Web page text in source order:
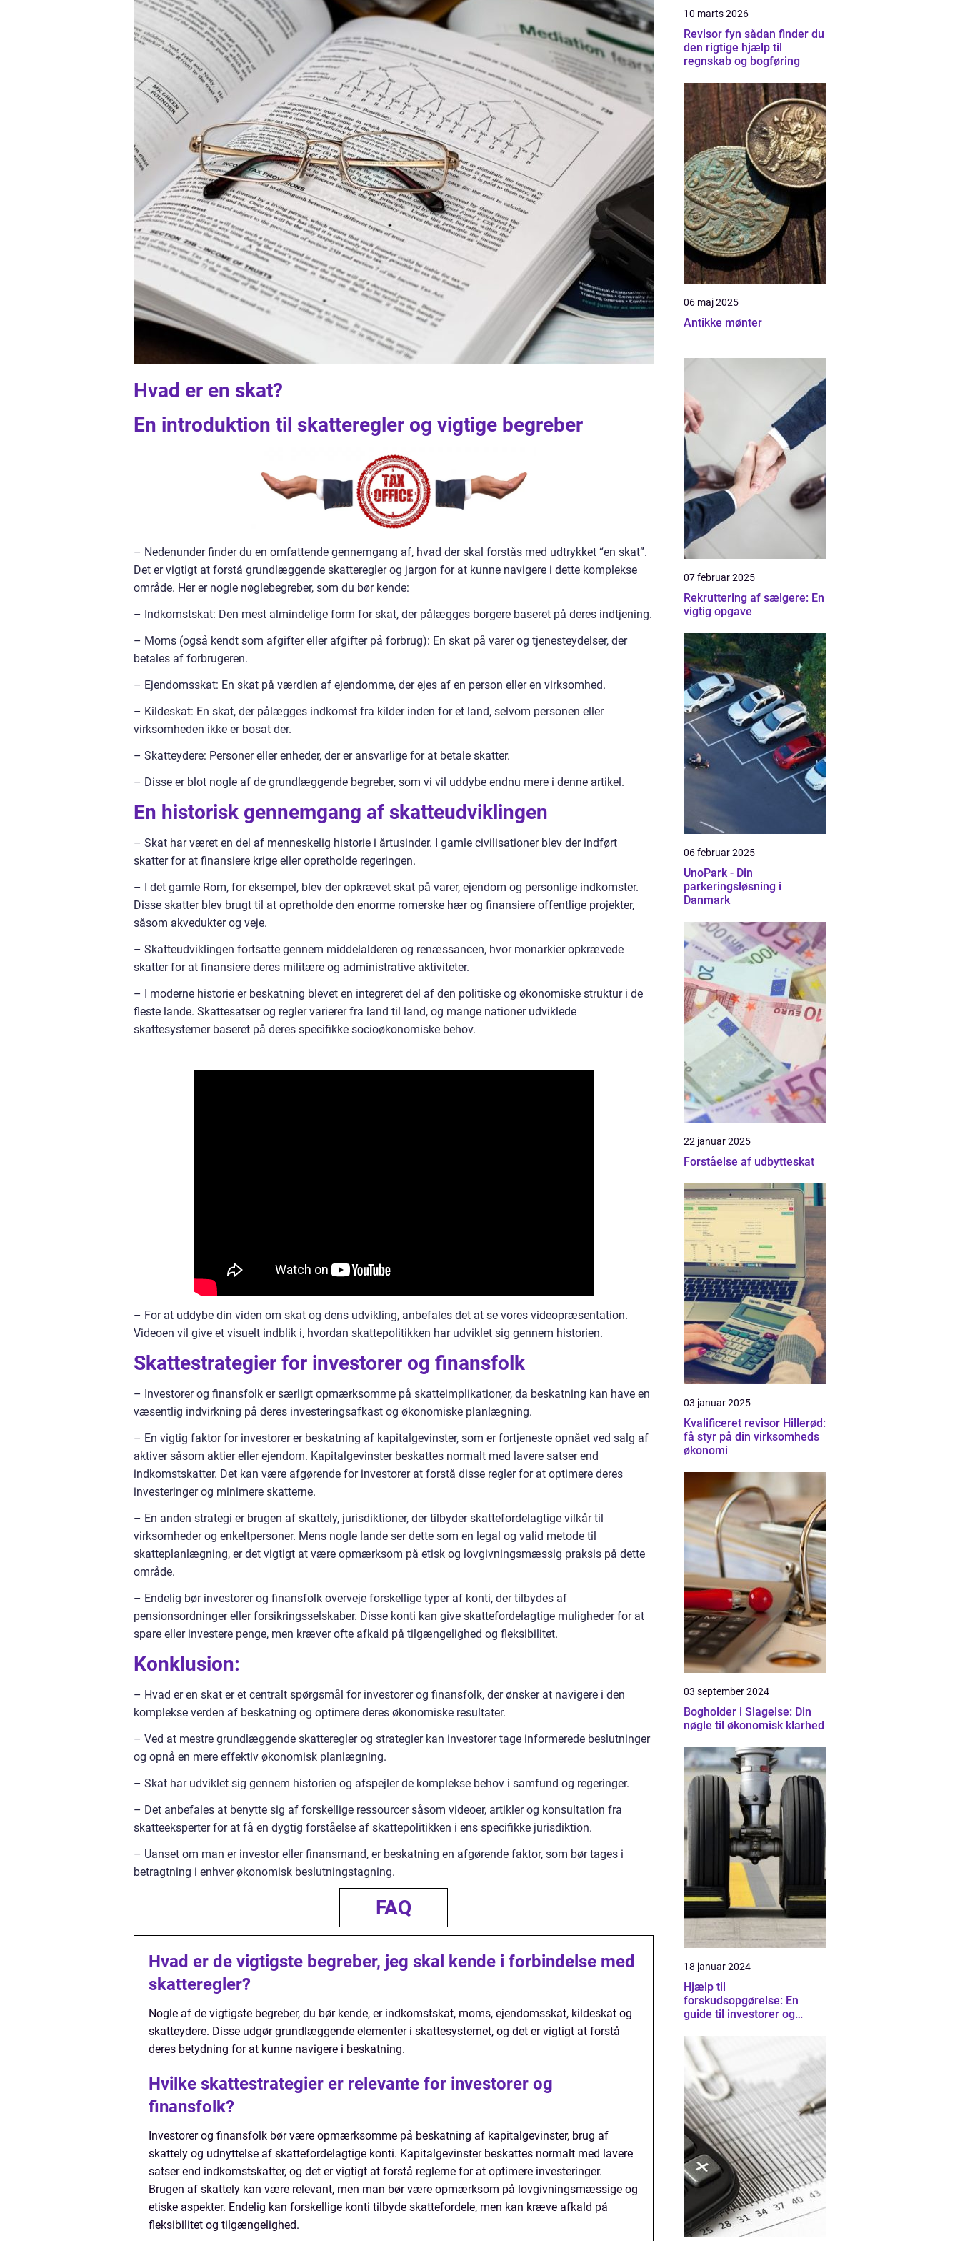
Hvad er en skat?
En introduktion til skatteregler og vigtige begreber
– Nedenunder finder du en omfattende gennemgang af, hvad der skal forstås med udtrykket “en skat”.
Det er vigtigt at forstå grundlæggende skatteregler og jargon for at kunne navigere i dette komplekse
område. Her er nogle nøglebegreber, som du bør kende:
– Indkomstskat: Den mest almindelige form for skat, der pålægges borgere baseret på deres indtjening.
– Moms (også kendt som afgifter eller afgifter på forbrug): En skat på varer og tjenesteydelser, der
betales af forbrugeren.
– Ejendomsskat: En skat på værdien af ejendomme, der ejes af en person eller en virksomhed.
– Kildeskat: En skat, der pålægges indkomst fra kilder inden for et land, selvom personen eller
virksomheden ikke er bosat der.
– Skatteydere: Personer eller enheder, der er ansvarlige for at betale skatter.
– Disse er blot nogle af de grundlæggende begreber, som vi vil uddybe endnu mere i denne artikel.
En historisk gennemgang af skatteudviklingen
– Skat har været en del af menneskelig historie i årtusinder. I gamle civilisationer blev der indført
skatter for at finansiere krige eller opretholde regeringen.
– I det gamle Rom, for eksempel, blev der opkrævet skat på varer, ejendom og personlige indkomster.
Disse skatter blev brugt til at opretholde den enorme romerske hær og finansiere offentlige projekter,
såsom akvedukter og veje.
– Skatteudviklingen fortsatte gennem middelalderen og renæssancen, hvor monarkier opkrævede
skatter for at finansiere deres militære og administrative aktiviteter.
– I moderne historie er beskatning blevet en integreret del af den politiske og økonomiske struktur i de
fleste lande. Skattesatser og regler varierer fra land til land, og mange nationer udviklede
skattesystemer baseret på deres specifikke socioøkonomiske behov.
– For at uddybe din viden om skat og dens udvikling, anbefales det at se vores videopræsentation.
Videoen vil give et visuelt indblik i, hvordan skattepolitikken har udviklet sig gennem historien.
Skattestrategier for investorer og finansfolk
– Investorer og finansfolk er særligt opmærksomme på skatteimplikationer, da beskatning kan have en
væsentlig indvirkning på deres investeringsafkast og økonomiske planlægning.
– En vigtig faktor for investorer er beskatning af kapitalgevinster, som er fortjeneste opnået ved salg af
aktiver såsom aktier eller ejendom. Kapitalgevinster beskattes normalt med lavere satser end
indkomstskatter. Det kan være afgørende for investorer at forstå disse regler for at optimere deres
investeringer og minimere skatterne.
– En anden strategi er brugen af skattely, jurisdiktioner, der tilbyder skattefordelagtige vilkår til
virksomheder og enkeltpersoner. Mens nogle lande ser dette som en legal og valid metode til
skatteplanlægning, er det vigtigt at være opmærksom på etisk og lovgivningsmæssig praksis på dette
område.
– Endelig bør investorer og finansfolk overveje forskellige typer af konti, der tilbydes af
pensionsordninger eller forsikringsselskaber. Disse konti kan give skattefordelagtige muligheder for at
spare eller investere penge, men kræver ofte afkald på tilgængelighed og fleksibilitet.
Konklusion:
– Hvad er en skat er et centralt spørgsmål for investorer og finansfolk, der ønsker at navigere i den
komplekse verden af beskatning og optimere deres økonomiske resultater.
– Ved at mestre grundlæggende skatteregler og strategier kan investorer tage informerede beslutninger
og opnå en mere effektiv økonomisk planlægning.
– Skat har udviklet sig gennem historien og afspejler de komplekse behov i samfund og regeringer.
– Det anbefales at benytte sig af forskellige ressourcer såsom videoer, artikler og konsultation fra
skatteeksperter for at få en dygtig forståelse af skattepolitikken i ens specifikke jurisdiktion.
– Uanset om man er investor eller finansmand, er beskatning en afgørende faktor, som bør tages i
betragtning i enhver økonomisk beslutningstagning.
FAQ
Hvad er de vigtigste begreber, jeg skal kende i forbindelse med
skatteregler?
Nogle af de vigtigste begreber, du bør kende, er indkomstskat, moms, ejendomsskat, kildeskat og
skatteydere. Disse udgør grundlæggende elementer i skattesystemet, og det er vigtigt at forstå
deres betydning for at kunne navigere i beskatning.
Hvilke skattestrategier er relevante for investorer og
finansfolk?
Investorer og finansfolk bør være opmærksomme på beskatning af kapitalgevinster, brug af
skattely og udnyttelse af skattefordelagtige konti. Kapitalgevinster beskattes normalt med lavere
satser end indkomstskatter, og det er vigtigt at forstå reglerne for at optimere investeringer.
Brugen af skattely kan være relevant, men man bør være opmærksom på lovgivningsmæssige og
etiske aspekter. Endelig kan forskellige konti tilbyde skattefordele, men kan kræve afkald på
fleksibilitet og tilgængelighed.
10 marts 2026
Revisor fyn sådan finder du
den rigtige hjælp til
regnskab og bogføring
06 maj 2025
Antikke mønter
07 februar 2025
Rekruttering af sælgere: En
vigtig opgave
06 februar 2025
UnoPark - Din
parkeringsløsning i
Danmark
22 januar 2025
Forståelse af udbytteskat
03 januar 2025
Kvalificeret revisor Hillerød:
få styr på din virksomheds
økonomi
03 september 2024
Bogholder i Slagelse: Din
nøgle til økonomisk klarhed
18 januar 2024
Hjælp til
forskudsopgørelse: En
guide til investorer og